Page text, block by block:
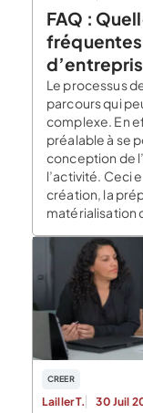
FAQ :
Le processus
parcours qui
complexe. En
préalable à se
conception de
l’activité. Ceci
création, la
matérialisation
CREER
Lailler T. 30 Juil